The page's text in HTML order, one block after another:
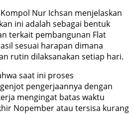
Nur Ichsan menjelaskan
ini adalah sebagai bentuk
terkait pembangunan Flat
sesuai harapan dimana
rutin dilaksanakan setiap hari.
saat ini proses
pengerjaannya dengan
mengingat batas waktu
Nopember atau tersisa kurang